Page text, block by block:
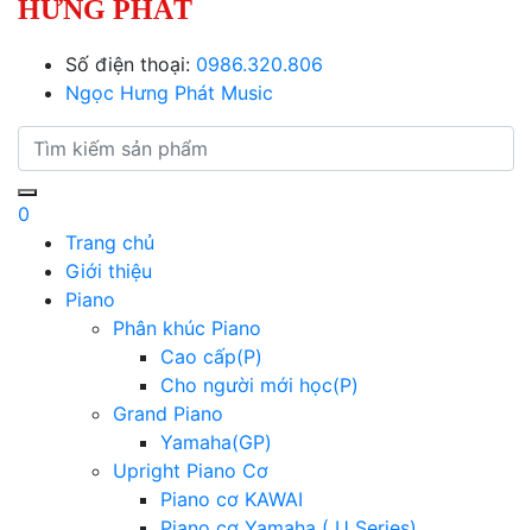
HƯNG PHÁT
Số điện thoại: 0986.320.806
Ngọc Hưng Phát Music
0
Trang chủ
Giới thiệu
Piano
Phân khúc Piano
Cao cấp(P)
Cho người mới học(P)
Grand Piano
Yamaha(GP)
Upright Piano Cơ
Piano cơ KAWAI